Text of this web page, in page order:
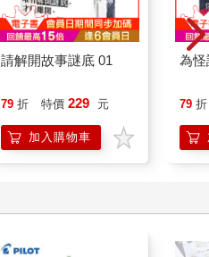
請解開故事謎底 01
79 折 特價 229 元
加入購物車
為怪
79 折